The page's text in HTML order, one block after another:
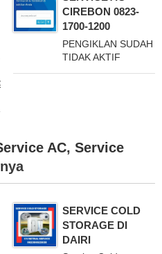
CIREBON 0823-
1700-1200
PENGIKLAN SUDAH
TIDAK AKTIF
AC, Service
SERVICE COLD
STORAGE DI
DAIRI